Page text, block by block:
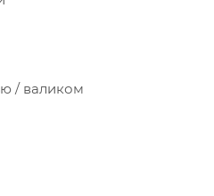
/ валиком